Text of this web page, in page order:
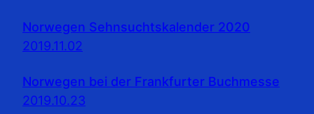
Norwegen Sehnsuchtskalender 2020
2019.11.02
Norwegen bei der Frankfurter Buchmesse
2019.10.23